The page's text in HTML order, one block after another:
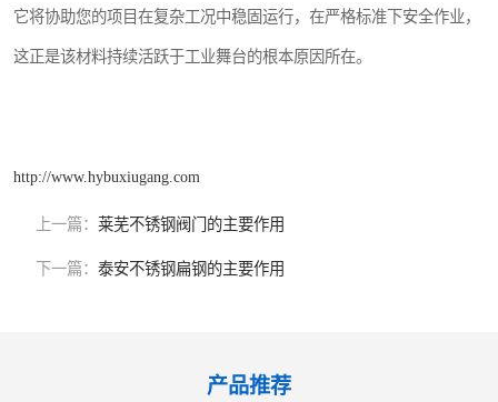
它将协助您的项目在复杂工况中稳固运行，在严格标准下安全作业，
这正是该材料持续活跃于工业舞台的根本原因所在。
http://www.hybuxiugang.com
上一篇： 莱芜不锈钢阀门的主要作用
下一篇： 泰安不锈钢扁钢的主要作用
产品推荐